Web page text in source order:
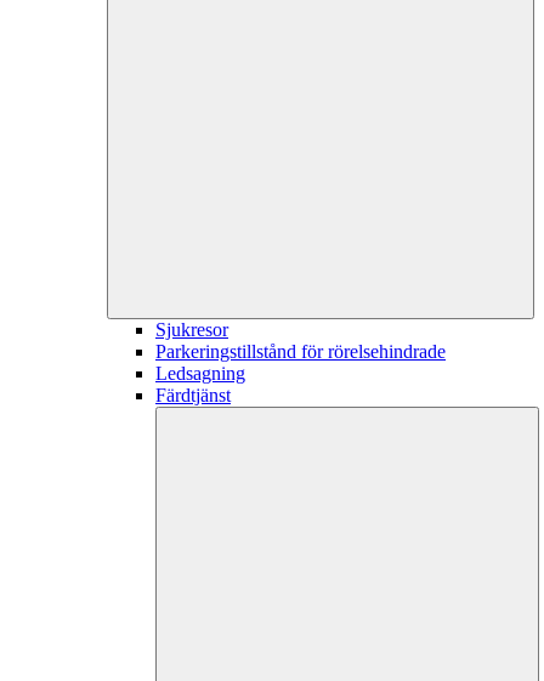
Sjukresor
Parkeringstillstånd för rörelsehindrade
Ledsagning
Färdtjänst